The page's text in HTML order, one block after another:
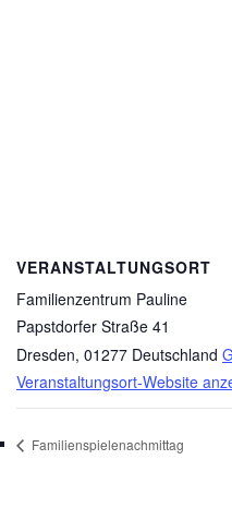
VERANSTALTUNGSORT
Familienzentrum Pauline
Papstdorfer Straße 41
Dresden, 01277 Deutschland
Veranstaltungsort-Website
Familienspielenachmittag